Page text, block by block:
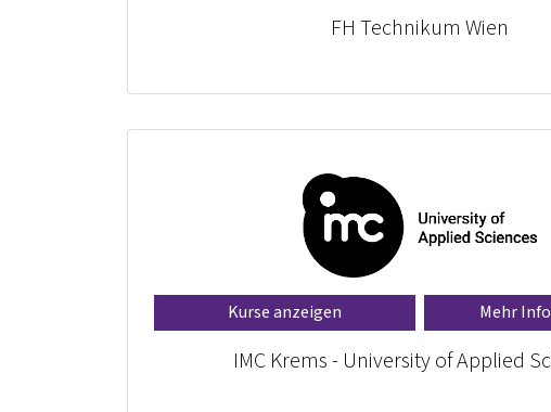
FH Technikum Wien
Kurse anzeigen Mehr
IMC Krems - University of Applied